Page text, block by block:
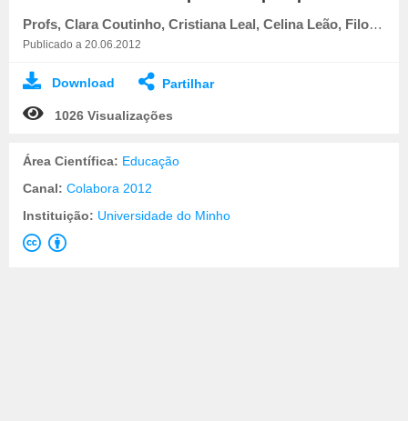
Profs, Clara Coutinho, Cristiana Leal, Celina Leão, Filomena Soares, Cristina Aguiar e Alice Matos
Publicado a 20.06.2012
Download Partilhar
1026 Visualizações
Área Científica: Educação
Canal: Colabora 2012
Instituição: Universidade do Minho